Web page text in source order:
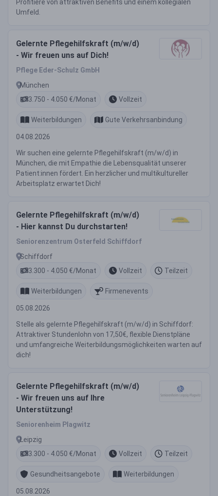
Profitiere von attraktiven Benefits und einem kollegialen
Umfeld.
Gelernte Pflegehilfskraft (m/w/d)
- Wir freuen uns auf Dich!
Pflege Eder-Schulz GmbH
München
3.750 - 4.050 €/Monat
Vollzeit
Weiterbildungen Gute Verkehrsanbindung
04.08.2026
Wir suchen eine gelernte Pflegehilfskraft (m/w/d) in
München, die mit Empathie die Lebensqualität unserer
Patient:innen fördert. Ein herzlicher und multikultureller
Arbeitsplatz erwartet Dich!
Gelernte Pflegehilfskraft (m/w/d)
- Hier kannst Du durchstarten!
Seniorenzentrum Osterfeld Schiffdorf
Schiffdorf
3.300 - 4.050 €/Monat
Vollzeit Teilzeit
Weiterbildungen Firmenevents
05.08.2026
Stelle als gelernte Pflegehilfskraft (m/w/d) in Schiffdorf:
Attraktiver Stundenlohn von 17,50€, flexible Dienstpläne
und umfangreiche Weiterbildungsmöglichkeiten warten auf
dich!
Gelernte Pflegehilfskraft (m/w/d)
- Wir freuen uns auf Ihre
Unterstützung!
Seniorenheim Plagwitz
Leipzig
3.300 - 4.050 €/Monat
Vollzeit Teilzeit
Gesundheitsangebote Weiterbildungen
05.08.2026